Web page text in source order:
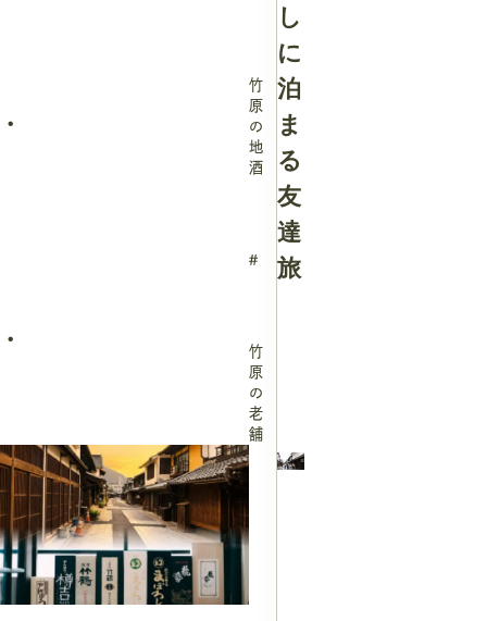
竹
原
の
地
酒
竹
原
の
老
舗
し
に
泊
ま
る
友
達
旅